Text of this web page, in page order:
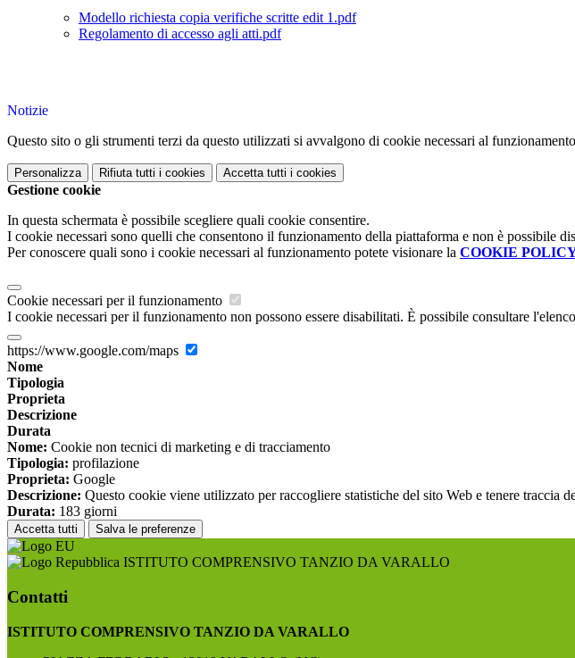
Modello richiesta copia verifiche scritte edit 1.pdf
Regolamento di accesso agli atti.pdf
Notizie
Questo sito o gli strumenti terzi da questo utilizzati si avvalgono di cookie necessari al
Personalizza Rifiuta tutti i cookies Accetta tutti i cookies
Gestione cookie
In questa schermata è possibile scegliere quali cookie consentire.
I cookie necessari sono quelli che consentono il funzionamento della piattaforma e non è possibile
Per conoscere quali sono i cookie necessari al funzionamento potete visionare la COOKIE
Cookie necessari per il funzionamento
I cookie necessari per il funzionamento non possono essere disabilitati. È possibile consultare
https://www.google.com/maps
Nome
Tipologia
Proprieta
Descrizione
Durata
Nome: Cookie non tecnici di marketing e di tracciamento
Tipologia: profilazione
Proprieta: Google
Descrizione: Questo cookie viene utilizzato per raccogliere statistiche del sito Web e tenere traccia
Durata: 183 giorni
Accetta tutti Salva le preferenze
ISTITUTO COMPRENSIVO TANZIO DA VARALLO
Contatti
ISTITUTO COMPRENSIVO TANZIO DA VARALLO